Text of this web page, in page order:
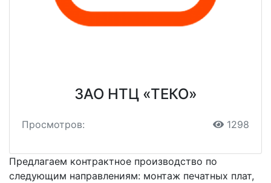
ЗАО НТЦ «ТЕКО»
Просмотров: 1298
Предлагаем контрактное производство по
следующим направлениям: монтаж печатных плат,